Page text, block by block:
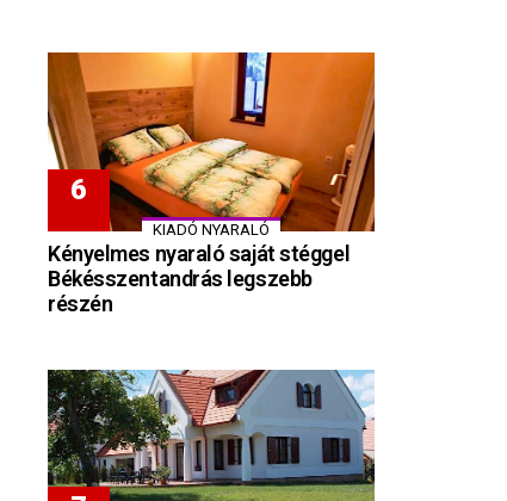
KIADÓ NYARALÓ
Kényelmes nyaraló saját stéggel
Békésszentandrás legszebb
részén